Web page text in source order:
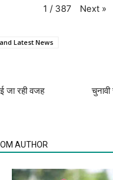
1 / 387 Next »
Latest News
जा रही वजह
AUTHOR